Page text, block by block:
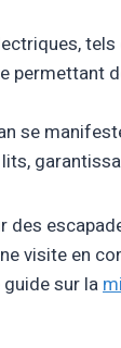
se
visite en
guide sur la